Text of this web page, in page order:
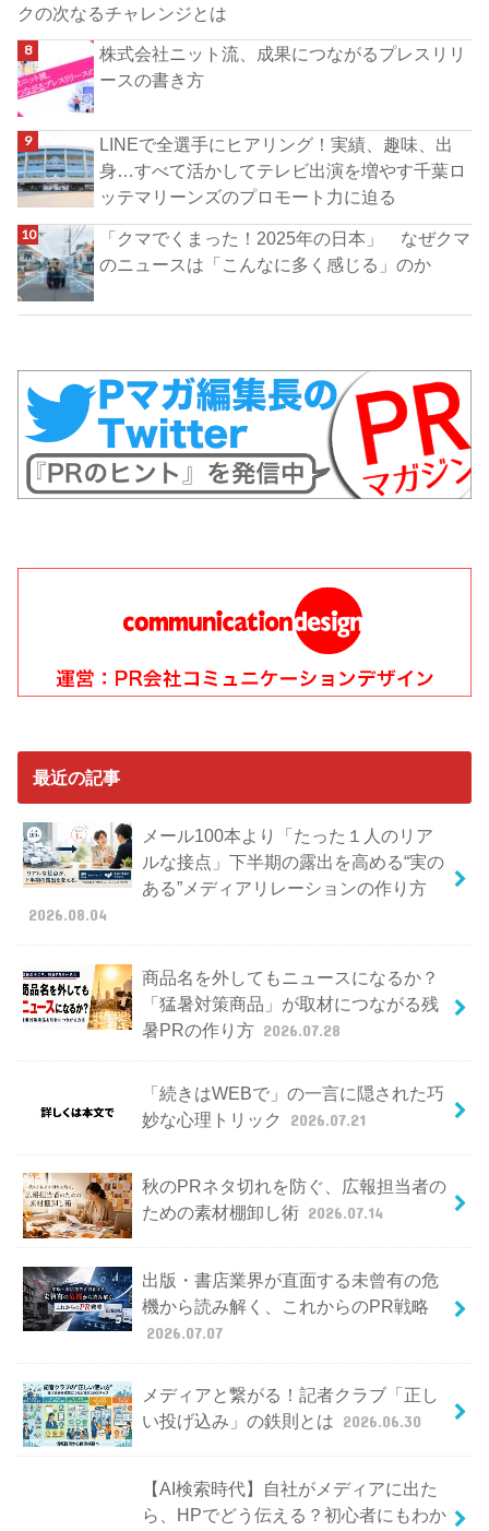
クの次なるチャレンジとは
株式会社ニット流、成果につながるプレスリリ
ースの書き方
LINEで全選手にヒアリング！実績、趣味、出
身…すべて活かしてテレビ出演を増やす千葉ロ
ッテマリーンズのプロモート力に迫る
「クマでくまった！2025年の日本」 なぜクマ
のニュースは「こんなに多く感じる」のか
最近の記事
メール100本より「たった１人のリア
ルな接点」下半期の露出を高める“実の
ある”メディアリレーションの作り方
2026.08.04
商品名を外してもニュースになるか？
「猛暑対策商品」が取材につながる残
暑PRの作り方 2026.07.28
「続きはWEBで」の一言に隠された巧
妙な心理トリック
2026.07.21
秋のPRネタ切れを防ぐ、広報担当者の
ための素材棚卸し術 2026.07.14
出版・書店業界が直面する未曾有の危
機から読み解く、これからのPR戦略
2026.07.07
メディアと繋がる！記者クラブ「正し
い投げ込み」の鉄則とは 2026.06.30
【AI検索時代】自社がメディアに出た
ら、HPでどう伝える？初心者にもわか